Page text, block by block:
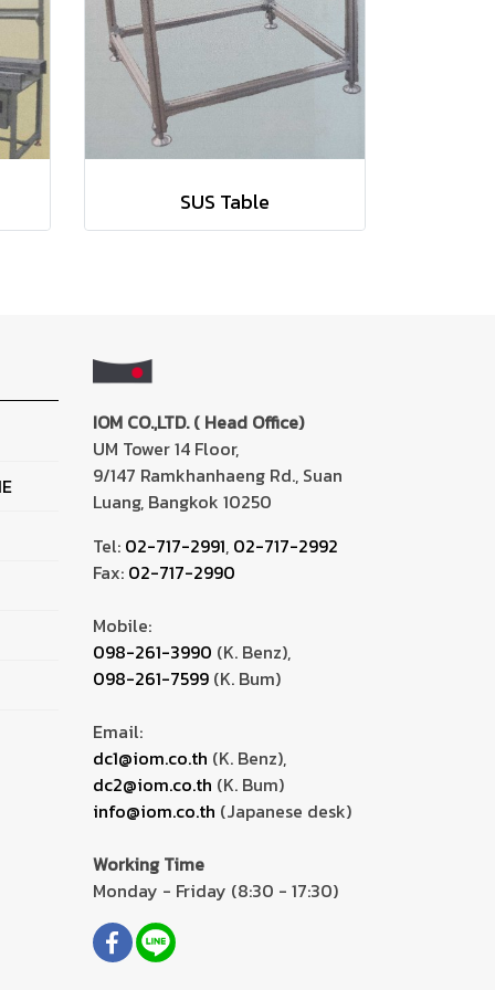
SUS Table
IOM CO.,LTD. ( Head Office)
UM Tower 14 Floor,
9/147 Ramkhanhaeng Rd., Suan
Luang, Bangkok 10250
Tel: 02-717-2991, 02-717-2992
Fax: 02-717-2990
Mobile:
098-261-3990 (K. Benz),
098-261-7599(K. Bum)
Email:
dc1@iom.co.th (K. Benz),
dc2@iom.co.th (K. Bum)
info@iom.co.th (Japanese desk)
Working Time
Monday - Friday (8:30 - 17:30)